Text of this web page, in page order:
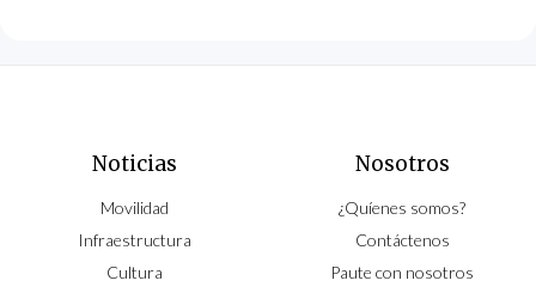
Noticias
Movilidad
Infraestructura
Cultura
Nosotros
¿Quíenes somos?
Contáctenos
Paute con nosotros